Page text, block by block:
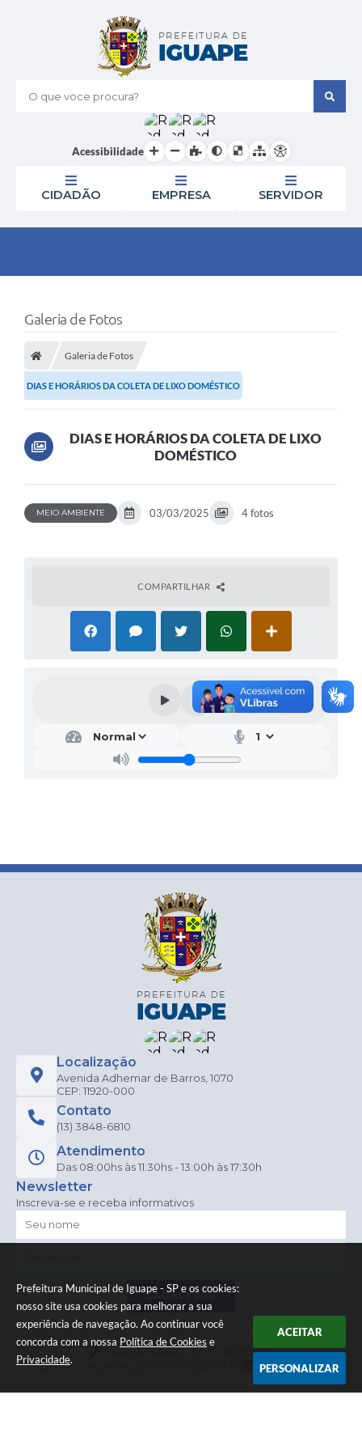
Prefeitura Municipal de Iguape - SP e os cookies:
nosso site usa cookies para melhorar a sua
experiência de navegação. Ao continuar você
concorda com a nossa Política de Cookies e
Privacidade.
ACEITAR
PERSONALIZAR
O que voce procura?
Acessibilidade
CIDADÃO EMPRESA SERVIDOR
Galeria de Fotos
Galeria de Fotos
DIAS E HORÁRIOS DA COLETA DE LIXO DOMÉSTICO
DIAS E HORÁRIOS DA COLETA DE LIXO
DOMÉSTICO
MEIO AMBIENTE 03/03/2025 4 fotos
COMPARTILHAR
Localização
Avenida Adhemar de Barros, 1070
CEP: 11920-000
Contato
(13) 3848-6810
Atendimento
Das 08:00hs às 11:30hs - 13:00h às 17:30h
Newsletter
Inscreva-se e receba informativos
CADASTRAR
3.5.3 - 19/06/2026
Portal atualizado em:
Dados Abertos